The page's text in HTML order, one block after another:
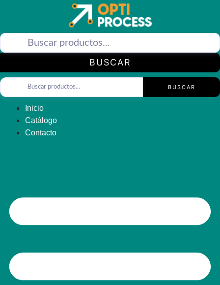
BUSCAR
BUSCAR
Inicio
Catálogo
Contacto